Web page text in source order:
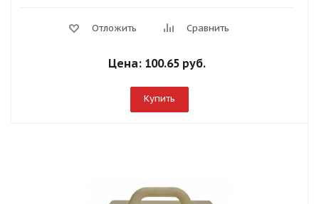
Отложить Сравнить
Цена: 100.65 руб.
Купить